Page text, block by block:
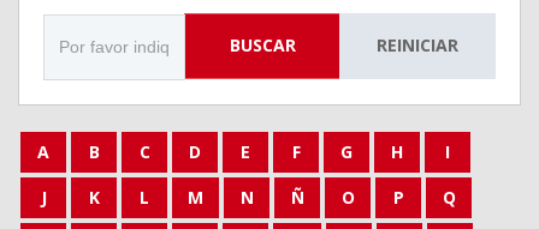
BUSCAR REINICIAR
A B C D E F G H
I
J
K L M N Ñ O P
Q